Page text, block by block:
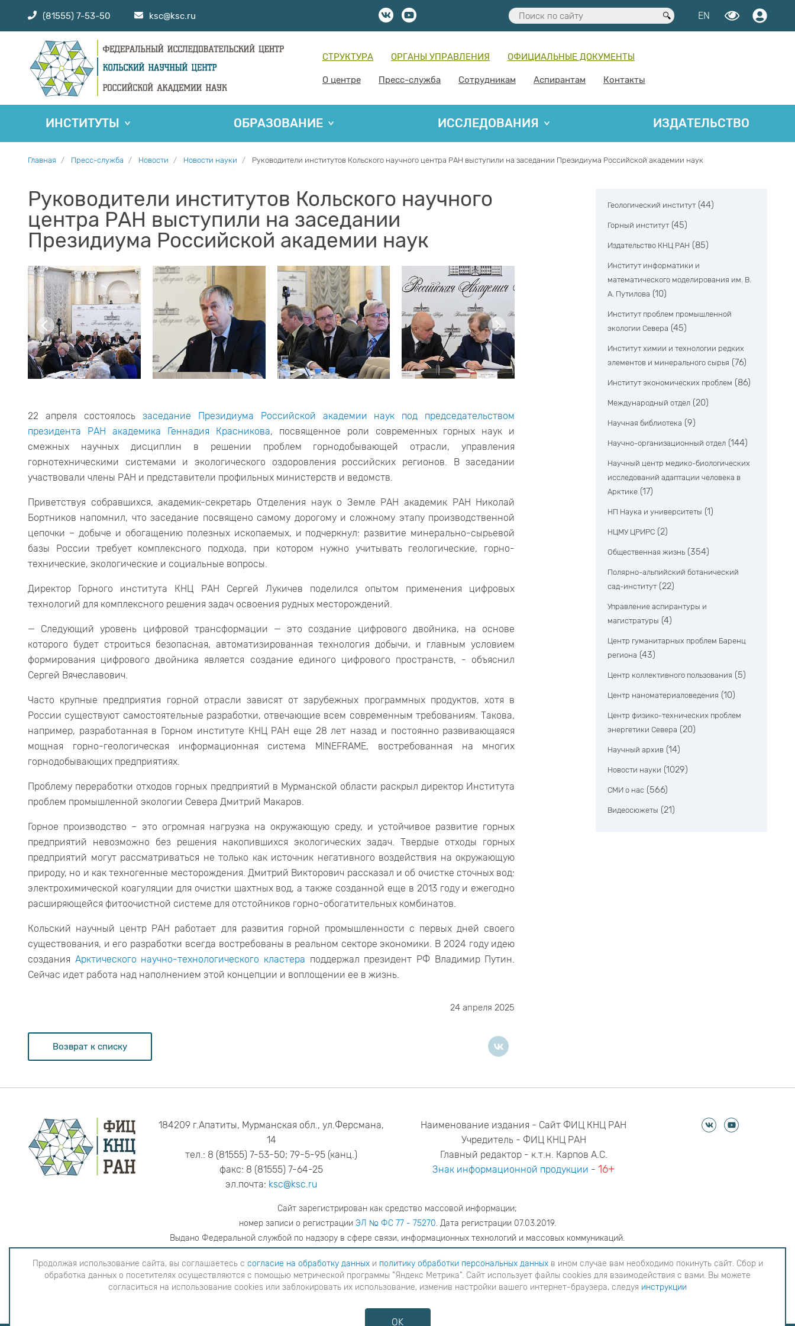
(81555) 7-53-50 ksc@ksc.ru EN
СТРУКТУРА ОРГАНЫ УПРАВЛЕНИЯ ОФИЦИАЛЬНЫЕ ДОКУМЕНТЫ
О центре Пресс-служба Сотрудникам Аспирантам Контакты
ИНСТИТУТЫ ОБРАЗОВАНИЕ ИССЛЕДОВАНИЯ ИЗДАТЕЛЬСТВО
Главная Пресс-служба Новости Новости науки Руководители институтов Кольского научного центра РАН выступили на заседании Президиума Российской академии наук
Руководители институтов Кольского научного
центра РАН выступили на заседании
Президиума Российской академии наук
22 апреля состоялось заседание Президиума Российской академии наук под председательством
президента РАН академика Геннадия Красникова, посвященное роли современных горных наук и
смежных научных дисциплин в решении проблем горнодобывающей отрасли, управления
горнотехническими системами и экологического оздоровления российских регионов. В заседании
участвовали члены РАН и представители профильных министерств и ведомств.
Приветствуя собравшихся, академик-секретарь Отделения наук о Земле РАН академик РАН Николай
Бортников напомнил, что заседание посвящено самому дорогому и сложному этапу производственной
цепочки – добыче и обогащению полезных ископаемых, и подчеркнул: развитие минерально-сырьевой
базы России требует комплексного подхода, при котором нужно учитывать геологические, горно-
технические, экологические и социальные вопросы.
Директор Горного института КНЦ РАН Сергей Лукичев поделился опытом применения цифровых
технологий для комплексного решения задач освоения рудных месторождений.
— Следующий уровень цифровой трансформации — это создание цифрового двойника, на основе
которого будет строиться безопасная, автоматизированная технология добычи, и главным условием
формирования цифрового двойника является создание единого цифрового пространств, - объяснил
Сергей Вячеславович.
Часто крупные предприятия горной отрасли зависят от зарубежных программных продуктов, хотя в
России существуют самостоятельные разработки, отвечающие всем современным требованиям. Такова,
например, разработанная в Горном институте КНЦ РАН еще 28 лет назад и постоянно развивающаяся
мощная горно-геологическая информационная система MINEFRAME, востребованная на многих
горнодобывающих предприятиях.
Проблему переработки отходов горных предприятий в Мурманской области раскрыл директор Института
проблем промышленной экологии Севера Дмитрий Макаров.
Горное производство – это огромная нагрузка на окружающую среду, и устойчивое развитие горных
предприятий невозможно без решения накопившихся экологических задач. Твердые отходы горных
предприятий могут рассматриваться не только как источник негативного воздействия на окружающую
природу, но и как техногенные месторождения. Дмитрий Викторович рассказал и об очистке сточных вод:
электрохимической коагуляции для очистки шахтных вод, а также созданной еще в 2013 году и ежегодно
расширяющейся фитоочистной системе для отстойников горно-обогатительных комбинатов.
Кольский научный центр РАН работает для развития горной промышленности с первых дней своего
существования, и его разработки всегда востребованы в реальном секторе экономики. В 2024 году идею
создания Арктического научно-технологического кластера поддержал президент РФ Владимир Путин.
Сейчас идет работа над наполнением этой концепции и воплощении ее в жизнь.
24 апреля 2025
Возврат к списку
Геологический институт (44)
Горный институт (45)
Издательство КНЦ РАН (85)
Институт информатики и
математического моделирования им. В.
А. Путилова (10)
Институт проблем промышленной
экологии Севера (45)
Институт химии и технологии редких
элементов и минерального сырья (76)
Институт экономических проблем (86)
Международный отдел (20)
Научная библиотека (9)
Научно-организационный отдел (144)
Научный центр медико-биологических
исследований адаптации человека в
Арктике (17)
НП Наука и университеты (1)
НЦМУ ЦРИРС (2)
Общественная жизнь (354)
Полярно-альпийский ботанический
сад-институт (22)
Управление аспирантуры и
магистратуры (4)
Центр гуманитарных проблем Баренц
региона (43)
Центр коллективного пользования (5)
Центр наноматериаловедения (10)
Центр физико-технических проблем
энергетики Севера (20)
Научный архив (14)
Новости науки (1029)
СМИ о нас (566)
Видеосюжеты (21)
184209 г.Апатиты, Мурманская обл., ул.Ферсмана,
14
тел.: 8 (81555) 7-53-50; 79-5-95 (канц.)
факс: 8 (81555) 7-64-25
эл.почта: ksc@ksc.ru
Наименование издания - Сайт ФИЦ КНЦ РАН
Учредитель - ФИЦ КНЦ РАН
Главный редактор - к.т.н. Карпов А.С.
Знак информационной продукции -16+
Сайт зарегистрирован как средство массовой информации;
номер записи о регистрации ЭЛ № ФС 77 - 75270. Дата регистрации 07.03.2019.
Выдано Федеральной службой по надзору в сфере связи, информационных технологий и массовых коммуникаций.
адрес редакцииya.stogova@ksc.ru телефон редакции81555-79-516
Продолжая использование сайта, вы соглашаетесь с согласие на обработку данных
в ином случае вам необходимо покинуть сайт. Сбор и обработка
данных о посетителях осуществляются с помощью метрической программы "Яндекс Метрика". Сайт использует файлы cookies для взаимодействия с вами. Вы можете согласиться на
Продолжая использование сайта, вы соглашаетесь с согласие на обработку данныхи политику обработки персональных данныхв ином случае вам необходимо покинуть сайт. Сбор и
обработка данных о посетителях осуществляются с помощью метрической программы "Яндекс Метрика". Сайт использует файлы cookies для взаимодействия с вами. Вы можете
согласиться на использование cookies или заблокировать их использование, изменив настройки вашего интернет-браузера, следуя инструкции
OK